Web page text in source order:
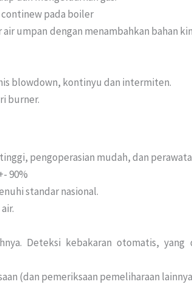
pada boiler
umpan dengan menambahkan bahan
blowdown, kontinyu dan intermiten.
burner.
pengoperasian mudah, dan
90%
standar nasional.
Deteksi kebakaran otomatis,
(dan pemeriksaan pemeliharaan